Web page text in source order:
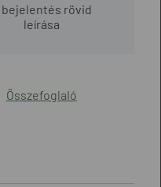
bejelentés rövid
leírása
Összefoglaló